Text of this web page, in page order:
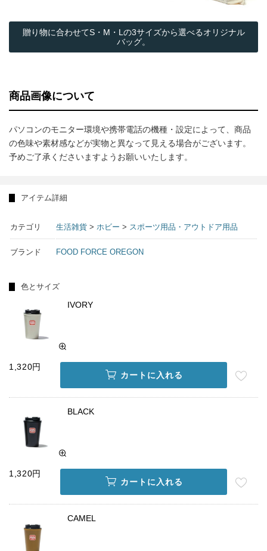
贈り物に合わせてS・M・Lの3サイズから選べるオリジナル
バッグ。
商品画像について
パソコンのモニター環境や携帯電話の機種・設定によって、商品
の色味や素材感などが実物と異なって見える場合がございます。
予めご了承くださいますようお願いいたします。
アイテム詳細
カテゴリ 生活雑貨 > ホビー > スポーツ用品・アウトドア用品
ブランド FOOD FORCE OREGON
色とサイズ
IVORY
1,320円
カートに入れる
BLACK
1,320円
カートに入れる
CAMEL